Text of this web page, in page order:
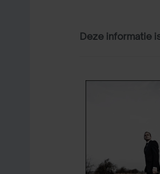
Deze informatie